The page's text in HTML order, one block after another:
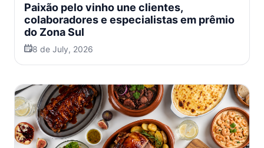
Paixão pelo vinho une clientes,
colaboradores e especialistas em prêmio
do Zona Sul
8 de July, 2026